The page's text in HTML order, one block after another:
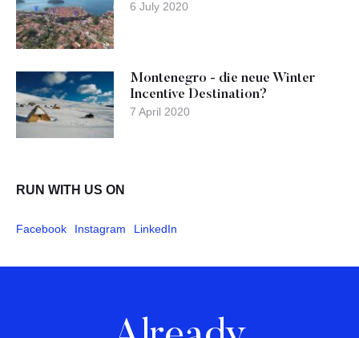
6 July 2020
Montenegro - die neue Winter
Incentive Destination?
7 April 2020
RUN WITH US ON
Facebook Instagram LinkedIn